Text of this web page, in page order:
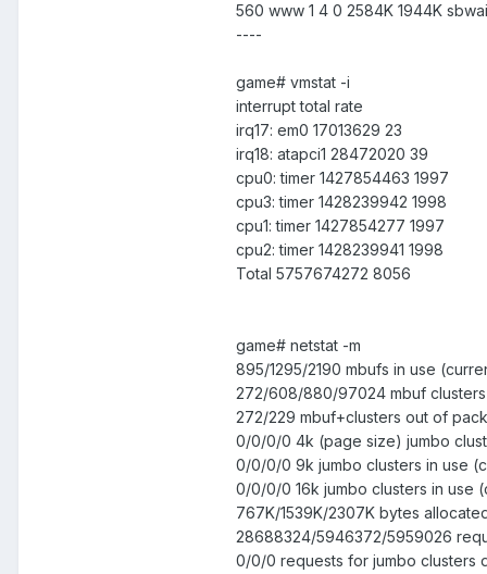
560 www 1 4 0 2584K 1944K
----
game# vmstat -i
interrupt total rate
irq17: em0 17013629 23
irq18: atapci1 28472020 39
cpu0: timer 1427854463 1997
cpu3: timer 1428239942 1998
cpu1: timer 1427854277 1997
cpu2: timer 1428239941 1998
Total 5757674272 8056
game# netstat -m
895/1295/2190 mbufs in use
272/608/880/97024 mbuf
272/229 mbuf+clusters out of
0/0/0/0 4k (page size) jumbo
0/0/0/0 9k jumbo clusters in use
0/0/0/0 16k jumbo clusters in use
767K/1539K/2307K bytes
28688324/5946372/5959026
0/0/0 requests for jumbo clusters